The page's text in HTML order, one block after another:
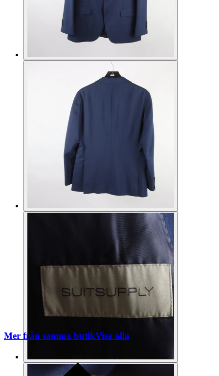
Mer från samma butikVisa alla